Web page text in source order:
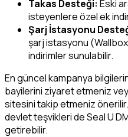
Takas Desteği: Eski
isteyenlere özel ek
Şarj İstasyonu
şarj istasyonu
indirimler sunulabilir.
En güncel kampanya
bayilerini ziyaret etmeniz
sitesini takip etmeniz
devlet teşvikleri de Seal U
getirebilir.